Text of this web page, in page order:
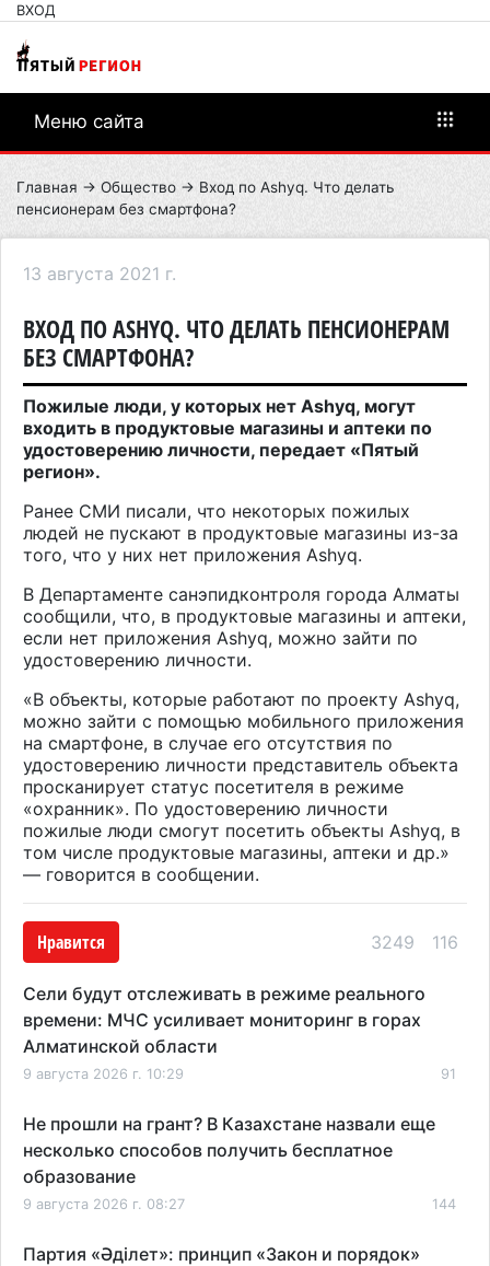
ВХОД
Меню сайта
Главная → Общество → Вход по Ashyq. Что делать
пенсионерам без смартфона?
13 августа 2021 г.
ВХОД ПО ASHYQ. ЧТО ДЕЛАТЬ ПЕНСИОНЕРАМ
БЕЗ СМАРТФОНА?
Пожилые люди, у которых нет Ashyq, могут
входить в продуктовые магазины и аптеки по
удостоверению личности, передает «Пятый
регион».
Ранее СМИ писали, что некоторых пожилых
людей не пускают в продуктовые магазины из-за
того, что у них нет приложения Ashyq.
В Департаменте санэпидконтроля города Алматы
сообщили, что, в продуктовые магазины и аптеки,
если нет приложения Ashyq, можно зайти по
удостоверению личности.
«В объекты, которые работают по проекту Ashyq,
можно зайти с помощью мобильного приложения
на смартфоне, в случае его отсутствия по
удостоверению личности представитель объекта
просканирует статус посетителя в режиме
«охранник». По удостоверению личности
пожилые люди смогут посетить объекты Ashyq, в
том числе продуктовые магазины, аптеки и др.»
— говорится в сообщении.
Нравится 3249 116
Сели будут отслеживать в режиме реального
времени: МЧС усиливает мониторинг в горах
Алматинской области
9 августа 2026 г. 10:29 91
Не прошли на грант? В Казахстане назвали еще
несколько способов получить бесплатное
образование
9 августа 2026 г. 08:27 144
Партия «Әділет»: принцип «Закон и порядок»